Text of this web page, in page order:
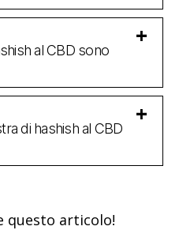
al CBD sono
di hashish al CBD
questo articolo!